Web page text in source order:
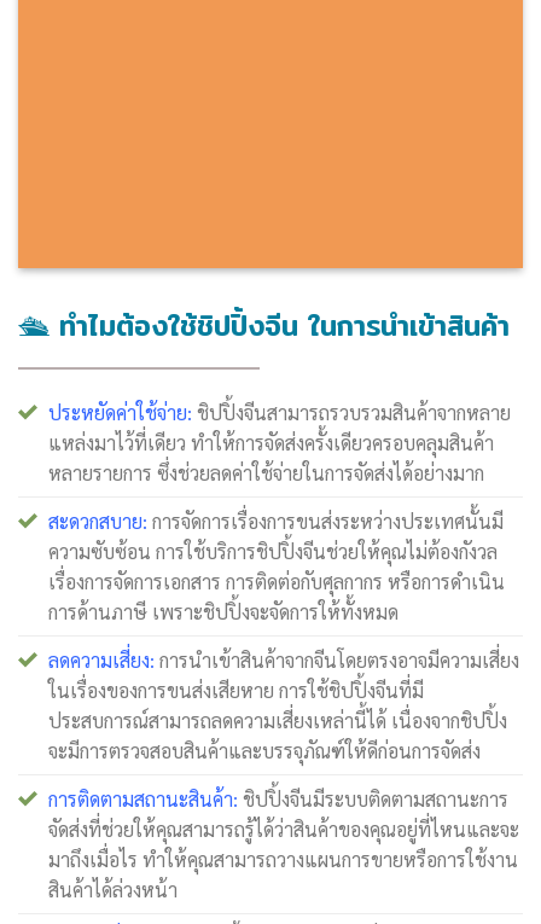
🛳 ทำไมต้องใช้ชิปปิ้งจีน ในการนำเข้าสินค้า
ประหยัดค่าใช้จ่าย: ชิปปิ้งจีนสามารถรวบรวมสินค้าจากหลาย
แหล่งมาไว้ที่เดียว ทำให้การจัดส่งครั้งเดียวครอบคลุมสินค้า
หลายรายการ ซึ่งช่วยลดค่าใช้จ่ายในการจัดส่งได้อย่างมาก
สะดวกสบาย: การจัดการเรื่องการขนส่งระหว่างประเทศนั้นมี
ความซับซ้อน การใช้บริการชิปปิ้งจีนช่วยให้คุณไม่ต้องกังวล
เรื่องการจัดการเอกสาร การติดต่อกับศุลกากร หรือการดำเนิน
การด้านภาษี เพราะชิปปิ้งจะจัดการให้ทั้งหมด
ลดความเสี่ยง: การนำเข้าสินค้าจากจีนโดยตรงอาจมีความเสี่ยง
ในเรื่องของการขนส่งเสียหาย การใช้ชิปปิ้งจีนที่มี
ประสบการณ์สามารถลดความเสี่ยงเหล่านี้ได้ เนื่องจากชิปปิ้ง
จะมีการตรวจสอบสินค้าและบรรจุภัณฑ์ให้ดีก่อนการจัดส่ง
การติดตามสถานะสินค้า: ชิปปิ้งจีนมีระบบติดตามสถานะการ
จัดส่งที่ช่วยให้คุณสามารถรู้ได้ว่าสินค้าของคุณอยู่ที่ไหนและจะ
มาถึงเมื่อไร ทำให้คุณสามารถวางแผนการขายหรือการใช้งาน
สินค้าได้ล่วงหน้า